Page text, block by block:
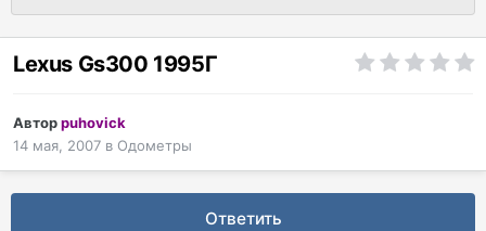
Lexus Gs300 1995Г
Авторpuhovick
14 мая, 2007 в Одометры
Ответить